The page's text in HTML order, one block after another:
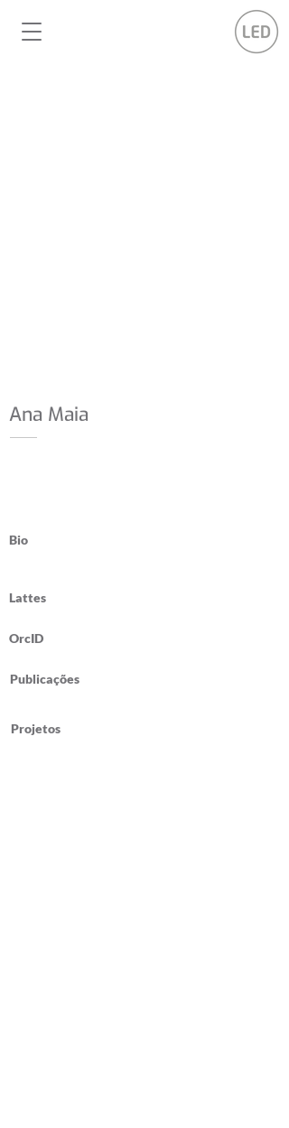
Ana Maia
Bio
Lattes
OrcID
Publicações
Projetos